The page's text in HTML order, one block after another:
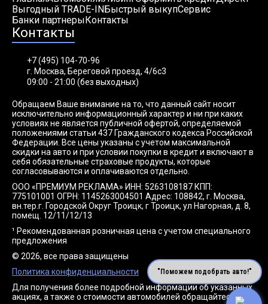
Выгодный TRADE-INБыстрый выкупСервис
Банки партнерыКонтакты
Контакты
+7 (495) 104-70-96
г. Москва, Береговой проезд, 4/6с3
09:00 - 21:00 (без выходных)
Обращаем Ваше внимание на то, что данный сайт носит
исключительно информационный характер и ни при каких
условиях не является публичной офертой, определяемой
положениями статьи 437 Гражданского кодекса Российской
Федерации. Все цены указаны с учетом максимальной
скидки на авто и при условии покупки в кредит и включают в
себя обязательные страховые продукты, которые
согласовываются и оплачиваются отдельно.
ООО «ПРЕМИУМ РЕКЛАМА» ИНН: 5263108187 КПП:
775101001 ОГРН: 1145263004501 Адрес: 108842, г. Москва,
вн.тер.г. Городской Округ Троицк, г Троицк, ул Нагорная, д. 8,
помещ. 12/11/12/13
¹ Рекомендованная розничная цена с учетом специального
предложения
© 2026, все права защищены
Политика конфиденциальности
Для получения более подробной информации об указанных
акциях, а также о стоимости автомобилей обращайтесь к
"Поможем подобрать авто!"